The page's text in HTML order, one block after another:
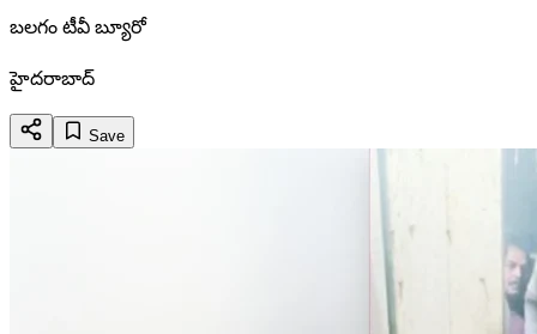
బలగం టీవీ బ్యూరో
హైదరాబాద్
Save